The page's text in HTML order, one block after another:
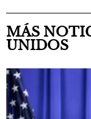
MÁS
UNIDOS